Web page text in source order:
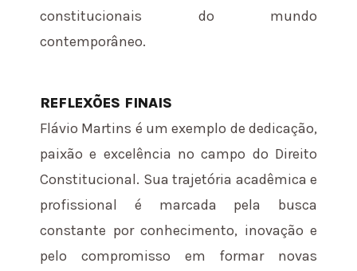
constitucionais do mundo
contemporâneo.
REFLEXÕES FINAIS
Flávio Martins é um exemplo de dedicação,
paixão e excelência no campo do Direito
Constitucional. Sua trajetória acadêmica e
profissional é marcada pela busca
constante por conhecimento, inovação e
pelo compromisso em formar novas